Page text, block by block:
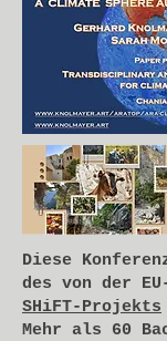
Diese
des von der
SHiFT-Projekts
Mehr als 60